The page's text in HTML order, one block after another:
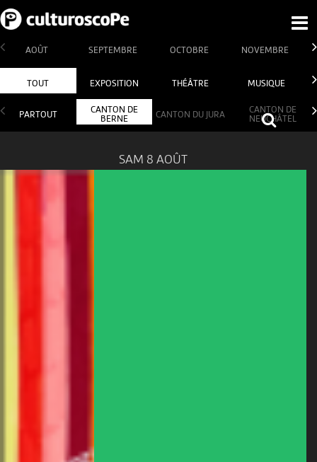
AOÛT SEPTEMBRE OCTOBRE NOVEMBRE
TOUT EXPOSITION THÉÂTRE MUSIQUE
PARTOUT
CANTON DE
BERNE
CANTON DU JURA
CANTON DE
NEUCHÂTEL
SAM 8 AOÛT